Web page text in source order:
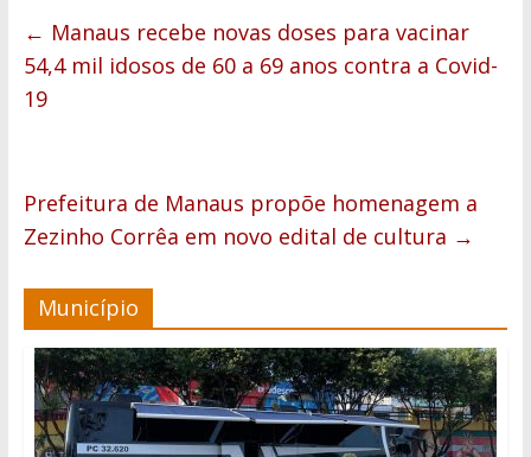
← Manaus recebe novas doses para vacinar
54,4 mil idosos de 60 a 69 anos contra a Covid-
19
Prefeitura de Manaus propõe homenagem a
Zezinho Corrêa em novo edital de cultura →
Município